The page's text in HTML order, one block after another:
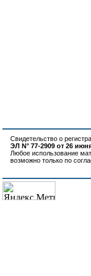
Свидетельство о
ЭЛ N° 77-2909 от 26
Любое использование
возможно только по